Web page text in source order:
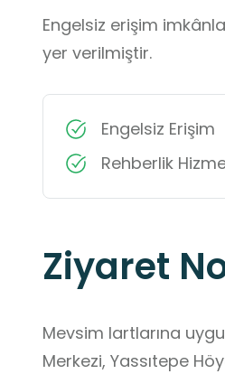
Engelsiz erişim
yer verilmiştir.
Engelsiz Erişim
Rehberlik
Ziyaret
Mevsim lartlarına
Merkezi, Yassıtepe